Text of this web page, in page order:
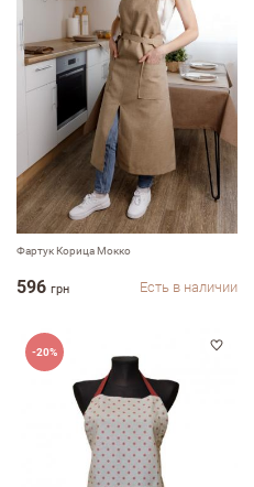
Фартук Корица Мокко
596 грн Есть в наличии
-20%